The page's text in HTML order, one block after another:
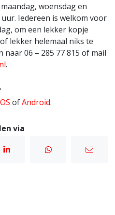
woensdag en
Iedereen is welkom voor
om een lekker kopje
lekker helemaal niks te
naar 06 – 285 77 815 of mail
.
ofAndroid.
via